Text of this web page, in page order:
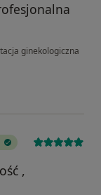
ginekologiczna
,